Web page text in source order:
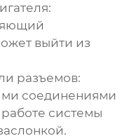
выйти из
разъемов:
соединениями
системы
.